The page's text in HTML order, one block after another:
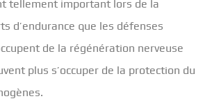
tellement important lors de la
d’endurance que les défenses
de la régénération nerveuse
plus s’occuper de la protection du